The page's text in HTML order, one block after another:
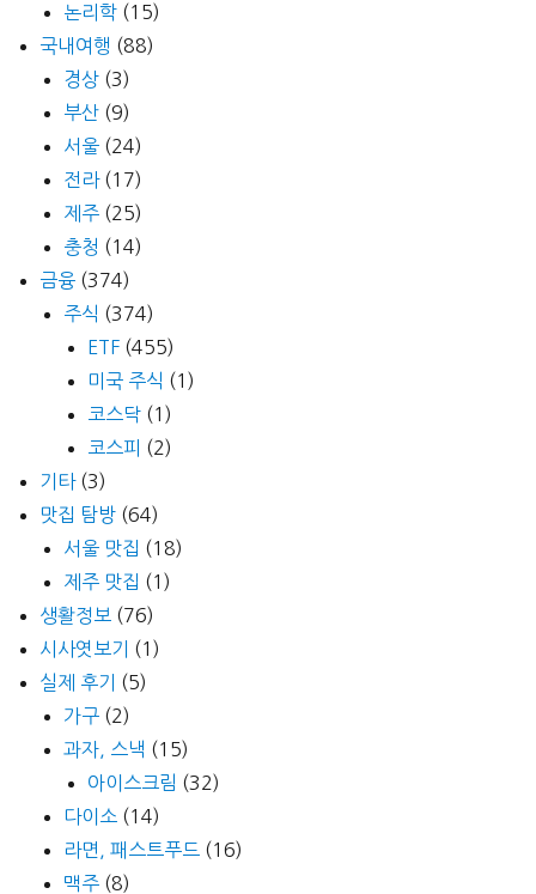
논리학 (15)
국내여행 (88)
경상 (3)
부산 (9)
서울 (24)
전라(17)
제주 (25)
충청 (14)
금융 (374)
주식 (374)
ETF (455)
미국 주식 (1)
코스닥 (1)
코스피 (2)
기타(3)
맛집 탐방 (64)
서울 맛집 (18)
제주 맛집 (1)
생활정보 (76)
시사엿보기
(1)
실제 후기
(5)
가구 (2)
과자, 스낵 (15)
아이스크림 (32)
다이소 (14)
라면, 패스트푸드 (16)
맥주 (8)